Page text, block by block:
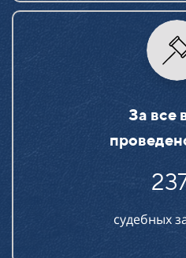
За все
судебных